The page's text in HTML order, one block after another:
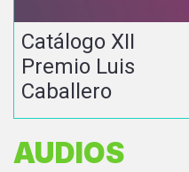
Catálogo XII
Premio Luis
Caballero
AUDIOS